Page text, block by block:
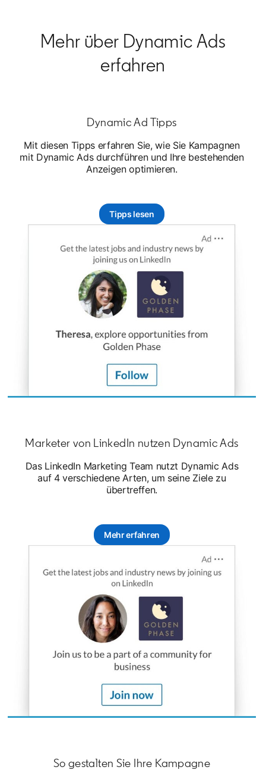
Mehr über Dynamic Ads
erfahren
Dynamic Ad Tipps
Mit diesen Tipps erfahren Sie, wie Sie Kampagnen
mit Dynamic Ads durchführen und Ihre bestehenden
Anzeigen optimieren.
Tipps lesen
Marketer von LinkedIn nutzen Dynamic Ads
Das LinkedIn Marketing Team nutzt Dynamic Ads
auf 4 verschiedene Arten, um seine Ziele zu
übertreffen.
Mehr erfahren
So gestalten Sie Ihre Kampagne